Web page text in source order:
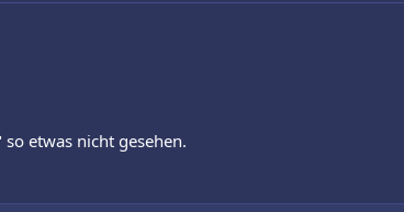
etwas nicht gesehen.